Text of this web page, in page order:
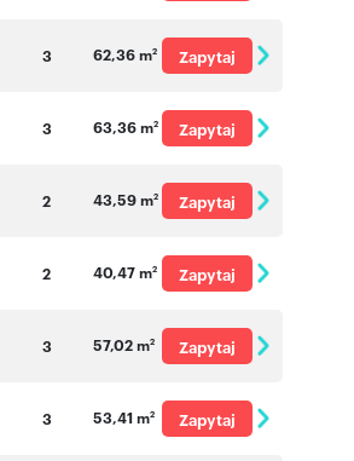
3 62,36 m2
Zapytaj
3 63,36 m2
Zapytaj
2 43,59 m2
Zapytaj
2 40,47 m2
Zapytaj
3 57,02 m2
Zapytaj
3 53,41 m2
Zapytaj